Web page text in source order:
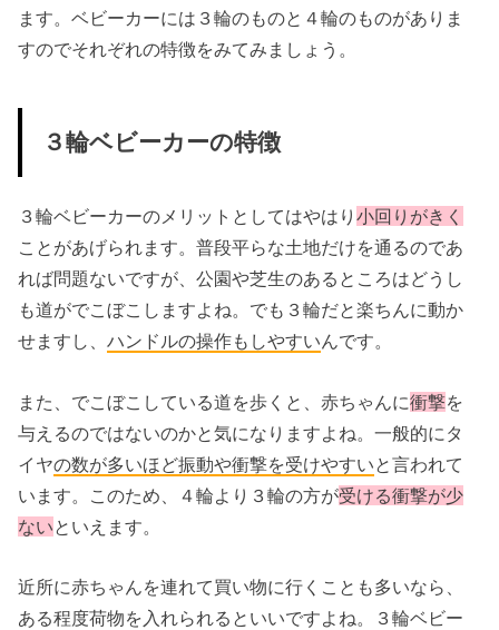
ます。ベビーカーには３輪のものと４輪のものがありま
すのでそれぞれの特徴をみてみましょう。
３輪ベビーカーの特徴
３輪ベビーカーのメリットとしてはやはり小回りがきく
ことがあげられます。普段平らな土地だけを通るのであ
れば問題ないですが、公園や芝生のあるところはどうし
も道がでこぼこしますよね。でも３輪だと楽ちんに動か
せますし、ハンドルの操作もしやすいんです。
また、でこぼこしている道を歩くと、赤ちゃんに衝撃を
与えるのではないのかと気になりますよね。一般的にタ
イヤの数が多いほど振動や衝撃を受けやすいと言われて
います。このため、４輪より３輪の方が受ける衝撃が少
ないといえます。
近所に赤ちゃんを連れて買い物に行くことも多いなら、
ある程度荷物を入れられるといいですよね。３輪ベビー